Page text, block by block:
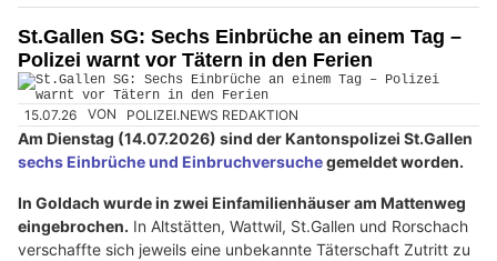
St.Gallen SG: Sechs Einbrüche an einem Tag –
Polizei warnt vor Tätern in den Ferien
15.07.26 VON POLIZEI.NEWS REDAKTION
Am Dienstag (14.07.2026) sind der Kantonspolizei St.Gallen
sechs Einbrüche und Einbruchversuchegemeldet worden.
In Goldach wurde in zwei Einfamilienhäuser am Mattenweg
eingebrochen. In Altstätten, Wattwil, St.Gallen und Rorschach
verschaffte sich jeweils eine unbekannte Täterschaft Zutritt zu